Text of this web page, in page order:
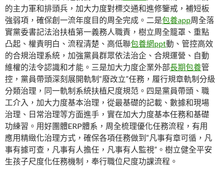
的主力軍和排頭兵，加大力度對標交通和進修鑒戒，補短板
強弱項，確保創一流年度目的周全完成。二是包養app周全落
實黨委書記法治扶植第一義務人職責，樹立周全籠罩、重點
凸起、權責明白、流程清楚、高低聯包養網ppt動、管控高效
的合規治理系統，加強黨員群眾依法治企、合規運營、自動
維權的法令認識和才能。三是加大力度企業外部長期包養管
控，黨員帶頭深刻展開軌制“廢改立”任務，履行規章軌制分級
分類治理，同一軌制系統扶植尺度規范。四是黨員帶頭、職
工介入，加大力度基本治理，從最基礎的記載、數據和現場
治理、日常治理等方面進手，實在加大力度基本任務和基礎
功練習。用好團體ERP體系，周全梳理優化任務流程，有用
應用精緻化治理方式，確保各項任務做到“凡事有章可循，凡
事有據可查，凡事有人擔任，凡事有人監視”。樹立健全平安
生孩子尺度化任務機制，奉行職位尺度功課流程。